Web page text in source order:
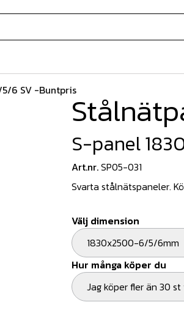
6 SV -Buntpris
S-panel
Art.nr.SP05-031
Svarta stålnätspaneler.
Välj dimension
1830x2500-6/5/6mm
Hur många köper du
Jag köper fler än 30